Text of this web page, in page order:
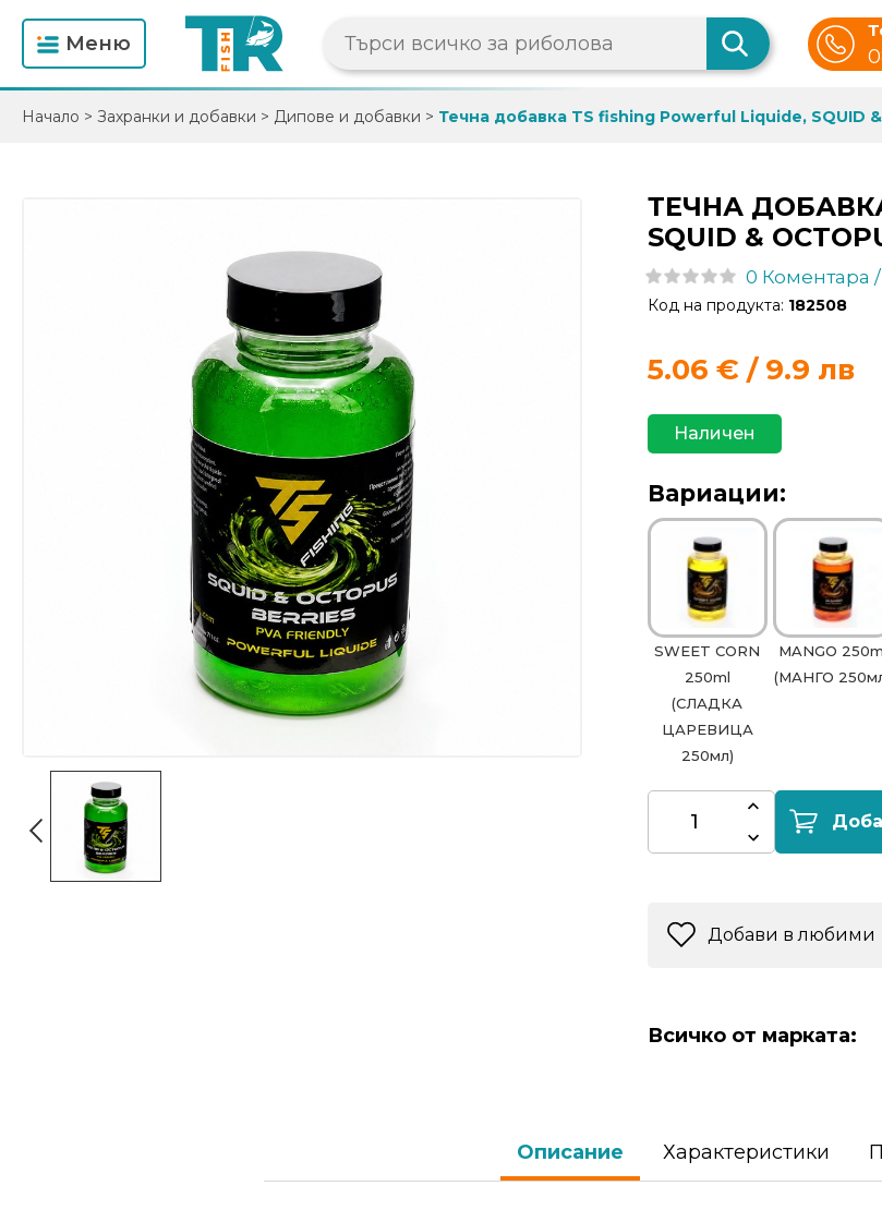
Mеню
Начало > Захранки и добавки > Дипове и добавки > Течна добавка TS fishing Powerful Liquide, SQUID &
ТЕЧНА ДОБАВКА
SQUID &
0 Коментара
Код на продукта: 182508
5.06 € / 9.9 лв
Наличен
Вариации:
SWEET CORN
250ml
(СЛАДКА
ЦАРЕВИЦА
250мл)
MANGO
(МАНГО
Добави в любими
Всичко от марката:
Описание Характеристики